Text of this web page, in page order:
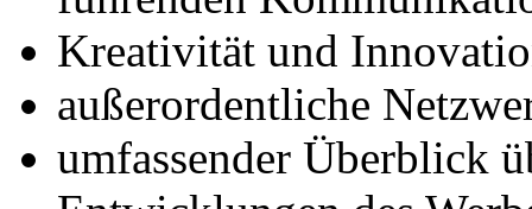
Kreativität und
außerordentliche
umfassender Überblick